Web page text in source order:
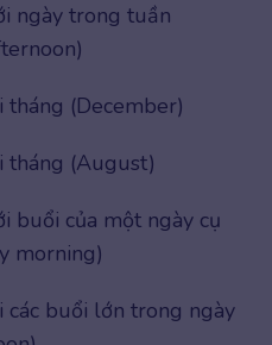
ngày trong tuần
tháng (December)
tháng (August)
buổi của một ngày cụ
morning)
các buổi lớn trong ngày